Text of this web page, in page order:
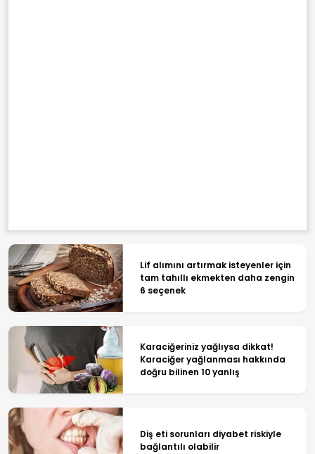
Lif alımını artırmak isteyenler için
tam tahıllı ekmekten daha zengin
6 seçenek
Karaciğeriniz yağlıysa dikkat!
Karaciğer yağlanması hakkında
doğru bilinen 10 yanlış
Diş eti sorunları diyabet riskiyle
bağlantılı olabilir